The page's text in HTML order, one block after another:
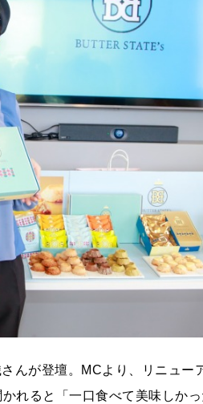
んが登壇。MCより、リニュー
れると「一口食べて美味しか